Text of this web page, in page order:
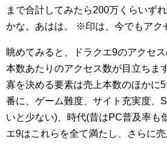
まで合計してみたら200万くらいず
かな。あはは。
※印は、今でもアク
眺めてみると、ドラクエ9のアクセ
本数あたりのアクセス数が目立ちま
寡を決める要素は売上本数のほかに
番に、ゲーム難度、サイト充実度、
いと少ない)、時代(昔はPC普及率も
エ9はこれらを全て満たし、さらに